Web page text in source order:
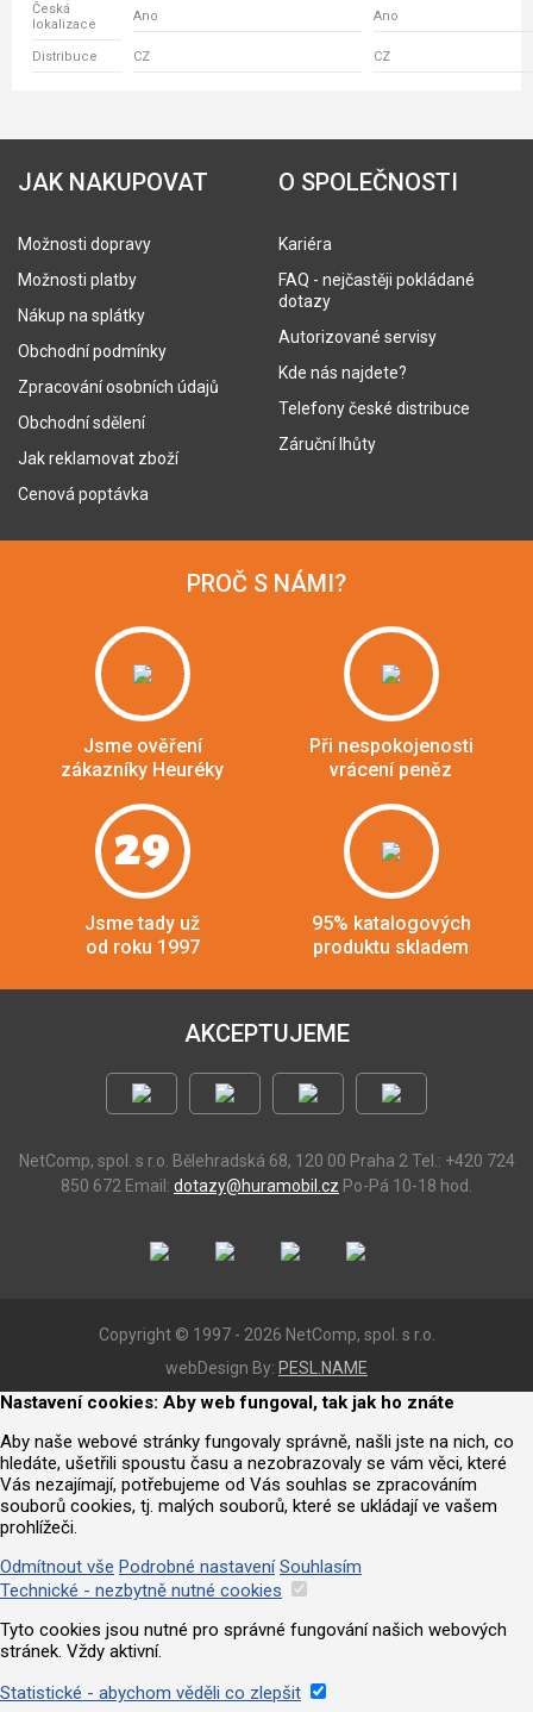
Česká
lokalizace
Ano Ano
Distribuce CZ CZ
JAK NAKUPOVAT
Možnosti dopravy
Možnosti platby
Nákup na splátky
Obchodní podmínky
Zpracování osobních údajů
Obchodní sdělení
Jak reklamovat zboží
Cenová poptávka
O SPOLEČNOSTI
Kariéra
FAQ - nejčastěji pokládané
dotazy
Autorizované servisy
Kde nás najdete?
Telefony české distribuce
Záruční lhůty
PROČ S NÁMI?
Jsme ověření
zákazníky Heuréky
Při nespokojenosti
vrácení peněz
29
Jsme tady už
od roku 1997
95% katalogových
produktu skladem
AKCEPTUJEME
NetComp, spol. s r.o. Bělehradská 68, 120 00 Praha 2 Tel.: +420 724
850 672 Email: dotazy@huramobil.cz Po-Pá 10-18 hod.
Copyright © 1997 - 2026 NetComp, spol. s r.o.
webDesign By: PESL.NAME
Nastavení cookies: Aby web fungoval, tak jak ho znáte
Aby naše webové stránky fungovaly správně, našli jste na nich, co
hledáte, ušetřili spoustu času a nezobrazovaly se vám věci, které
Vás nezajímají, potřebujeme od Vás souhlas se zpracováním
souborů cookies, tj. malých souborů, které se ukládají ve vašem
prohlížeči.
Odmítnout vše Podrobné nastavení Souhlasím
Technické - nezbytně nutné cookies
Tyto cookies jsou nutné pro správné fungování našich webových
stránek. Vždy aktivní.
Statistické - abychom věděli co zlepšit